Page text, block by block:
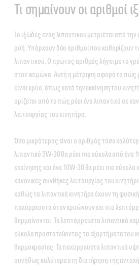
Τι σημαίνουν οι αριθμοί
Το ιξώδες ενός λιπαντικού μετριέται από
ροή. Υπάρχουν δύο αριθμοί που καθορίζουν
λιπαντικού. Ο πρώτος αριθμός λήγει με το
στον χειμώνα. Αυτή η μέτρηση αφορά το πώς
είναι κρύο, όπως κατά την εκκίνηση του
ορίζεται από το πώς ρέει ένα λιπαντικό σε
λειτουργίας του κινητήρα.
Όσο μικρότερος είναι ο αριθμός τόσο
λιπαντικό 5W-30 θα ρέει πιο εύκολα από ένα
εκκίνησης και ένα 10W-30 θα ρέει πιο
κανονικές συνθήκες λειτουργίας του
καθώς τα λιπαντικά κινητήρα έχουν τη
παχύρρευστα όταν κρυώνουν και πιο
θερμαίνονται. Τα λεπτόρρευστα λιπαντικά
εύκολα προστατεύοντας τα εξαρτήματα του
θερμοκρασίες. Τα παχύρρευστα λιπαντικά
συνήθως καλύτερα στη διατήρηση της